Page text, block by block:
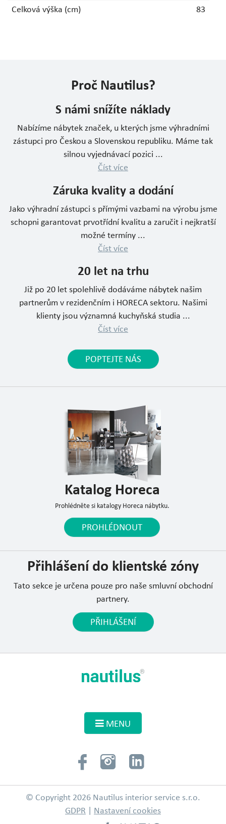
Celková výška (cm) 83
Proč Nautilus?
S námi snížíte náklady
Nabízíme nábytek značek, u kterých jsme výhradními
zástupci pro Českou a Slovenskou republiku. Máme tak
silnou vyjednávací pozici ...
Číst více
Záruka kvality a dodání
Jako výhradní zástupci s přímými vazbami na výrobu jsme
schopni garantovat prvotřídní kvalitu a zaručit i nejkratší
možné termíny ...
Číst více
20 let na trhu
Již po 20 let spolehlivě dodáváme nábytek našim
partnerům v rezidenčním i HORECA sektoru. Našimi
klienty jsou významná kuchyňská studia ...
Číst více
POPTEJTE NÁS
Katalog Horeca
Prohlédněte si katalogy Horeca nábytku.
PROHLÉDNOUT
Přihlášení do klientské zóny
Tato sekce je určena pouze pro naše smluvní obchodní
partnery.
PŘIHLÁŠENÍ
MENU
© Copyright 2026 Nautilus interior service s.r.o.
GDPR
Nastavení cookies